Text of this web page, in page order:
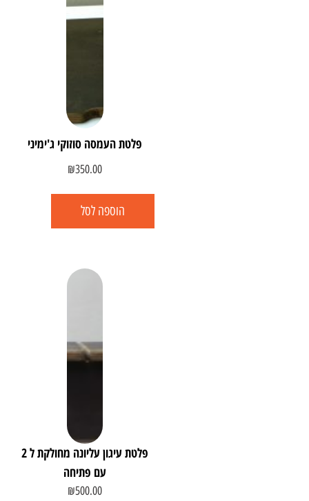
פלטת העמסה סוזוקי ג'ימיני
₪350.00
הוספה לסל
פלטת עיגון עליונה מחולקת ל 2
עם פתיחה
₪500.00